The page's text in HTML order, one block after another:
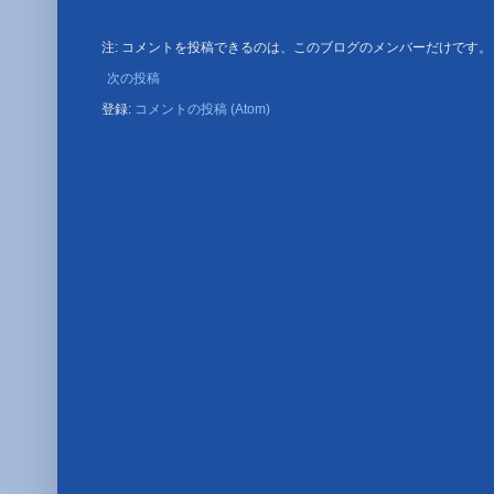
注: コメントを投稿できるのは、このブログのメンバーだけです。
次の投稿
登録: コメントの投稿 (Atom)